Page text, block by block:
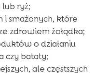
ryż;
i smażonych, które
zdrowiem żołądka;
o działaniu
czy bataty;
ale częstszych